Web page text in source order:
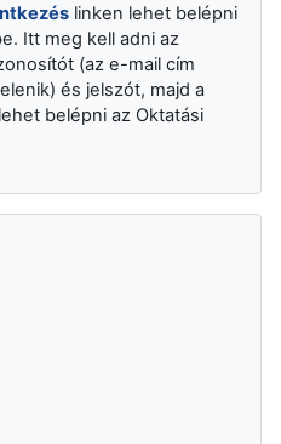
linken lehet belépni
Itt meg kell adni az
(az e-mail cím
és jelszót, majd a
belépni az Oktatási